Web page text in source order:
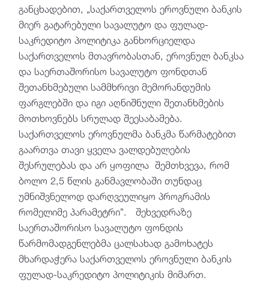
განცხადებით, „საქართველოს ეროვნული ბანკის
მიერ გატარებული სავალუტო და ფულად-
საკრედიტო პოლიტიკა განხორციელდა
საქართველოს მთავრობასთან, ეროვნულ ბანკსა
და საერთაშორისო სავალუტო ფონდთან
შეთანხმებული სამმხრივი მემორანდუმის
ფარგლებში და იგი აღნიშნული შეთანხმების
მოთხოვნებს სრულად შეესაბამება.
საქართველოს ეროვნულმა ბანკმა წარმატებით
გაართვა თავი ყველა ვალდებულების
შესრულებას და არ ყოფილა შემთხვევა, რომ
ბოლო 2,5 წლის განმავლობაში თუნდაც
უმნიშვნელოდ დარღვეულიყო პროგრამის
რომელიმე პარამეტრი”. შეხვედრაზე
საერთაშორისო სავალუტო ფონდის
წარმომადგენლებმა ცალსახად გამოხატეს
მხარდაჭერა საქართველოს ეროვნული ბანკის
ფულად-საკრედიტო პოლიტიკის მიმართ.